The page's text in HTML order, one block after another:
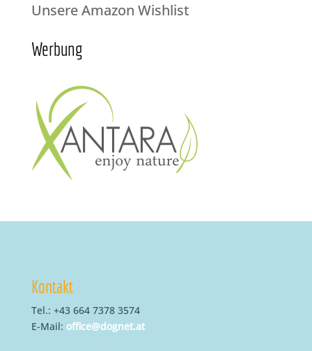
Unsere Amazon Wishlist
Werbung
Kontakt
Tel.: +43 664 7378 3574
E-Mail: office@dognet.at